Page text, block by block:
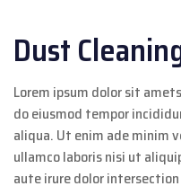
Dust
Lorem ipsum dolor sit
do eiusmod tempor
aliqua. Ut enim ade minim
ullamco laboris nisi ut
aute irure dolor